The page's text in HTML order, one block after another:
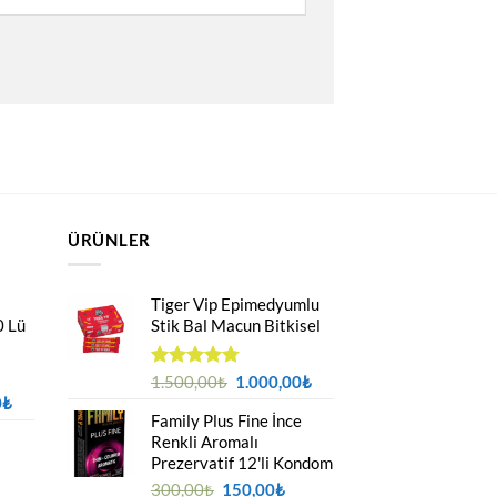
Lü
₺Şu
2.200,00₺.
ÜRÜNLER
Tiger Vip Epimedyumlu
Stik Bal Macun Bitkisel
5
4.75oy
aldı
1.500,00₺ Orijinal
1.500,00₺.
1.000,00₺Şu
Family Plus Fine İnce
Renkli Aromalı
Prezervatif 12'li Kondom
300,00₺ Orijinal
150,00₺Şu